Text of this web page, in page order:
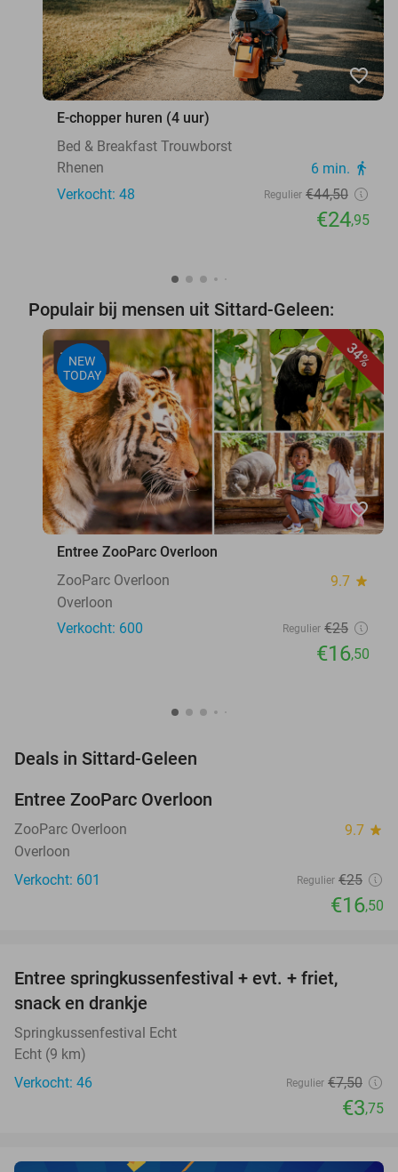
favorite_border
E-chopper huren (4 uur)
Bed & Breakfast Trouwborst
Rhenen
6 min. directions_walk
Verkocht: 48 Regulier €44,50
€24,95
Populair bij mensen uit Sittard-Geleen:
34%
NEW
TODAY
favorite_border
Entree ZooParc Overloon
ZooParc Overloon
9.7 star
Overloon
Verkocht: 600
Regulier €25
€16,50
Deals in Sittard-Geleen
TODAY
Entree ZooParc Overloon
ZooParc Overloon 9.7 star
Overloon
Verkocht: 601
Regulier €25
€16,50
TODAY
Entree springkussenfestival + evt. + friet,
snack en drankje
Springkussenfestival Echt
Echt (9 km)
Verkocht: 46
Regulier €7,50
€3,75